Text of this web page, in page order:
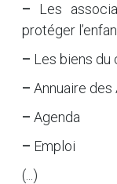
– Les
protéger
– Les biens du
– Annuaire des
– Agenda
– Emploi
(...)